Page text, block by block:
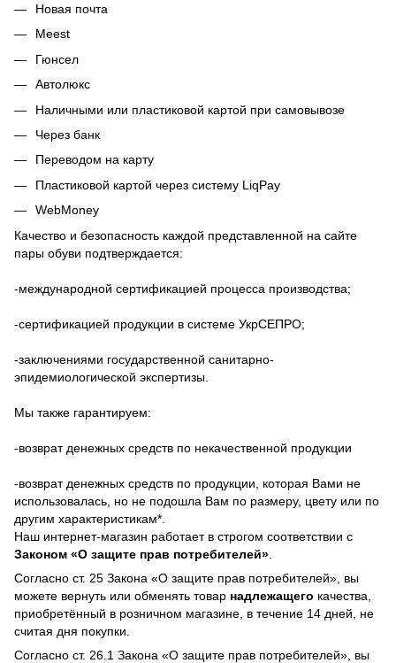
Новая почта
Meest
Гюнсел
Автолюкс
Наличными или пластиковой картой при самовывозе
Через банк
Переводом на карту
Пластиковой картой через систему LiqPay
WebMoney
Качество и безопасность каждой представленной на сайте
пары обуви подтверждается:
-международной сертификацией процесса производства;
-сертификацией продукции в системе УкрСЕПРО;
-заключениями государственной санитарно-
эпидемиологической экспертизы.
Мы также гарантируем:
-возврат денежных средств по некачественной продукции
-возврат денежных средств по продукции, которая Вами не
использовалась, но не подошла Вам по размеру, цвету или по
другим характеристикам*.
Наш интернет-магазин работает в строгом соответствии с
Законом «О защите прав потребителей»
Согласно ст. 25 Закона «О защите прав потребителей», вы
можете вернуть или обменять товар надлежащего качества,
приобретённый в розничном магазине, в течение 14 дней, не
считая дня покупки.
Согласно ст. 26.1 Закона «О защите прав потребителей», вы